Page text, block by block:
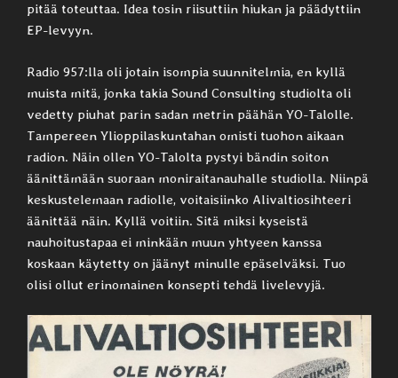
pitää toteuttaa. Idea tosin riisuttiin hiukan ja päädyttiin
EP-levyyn.
Radio 957:lla oli jotain isompia suunnitelmia, en kyllä
muista mitä, jonka takia Sound Consulting studiolta oli
vedetty piuhat parin sadan metrin päähän YO-Talolle.
Tampereen Ylioppilaskuntahan omisti tuohon aikaan
radion. Näin ollen YO-Talolta pystyi bändin soiton
äänittämään suoraan moniraitanauhalle studiolla. Niinpä
keskustelemaan radiolle, voitaisiinko Alivaltiosihteeri
äänittää näin. Kyllä voitiin. Sitä miksi kyseistä
nauhoitustapaa ei minkään muun yhtyeen kanssa
koskaan käytetty on jäänyt minulle epäselväksi. Tuo
olisi ollut erinomainen konsepti tehdä livelevyjä.